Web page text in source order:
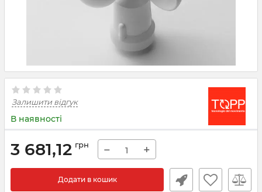
Залишити відгук
В наявності
3 681,12 грн − +
Додати в кошик